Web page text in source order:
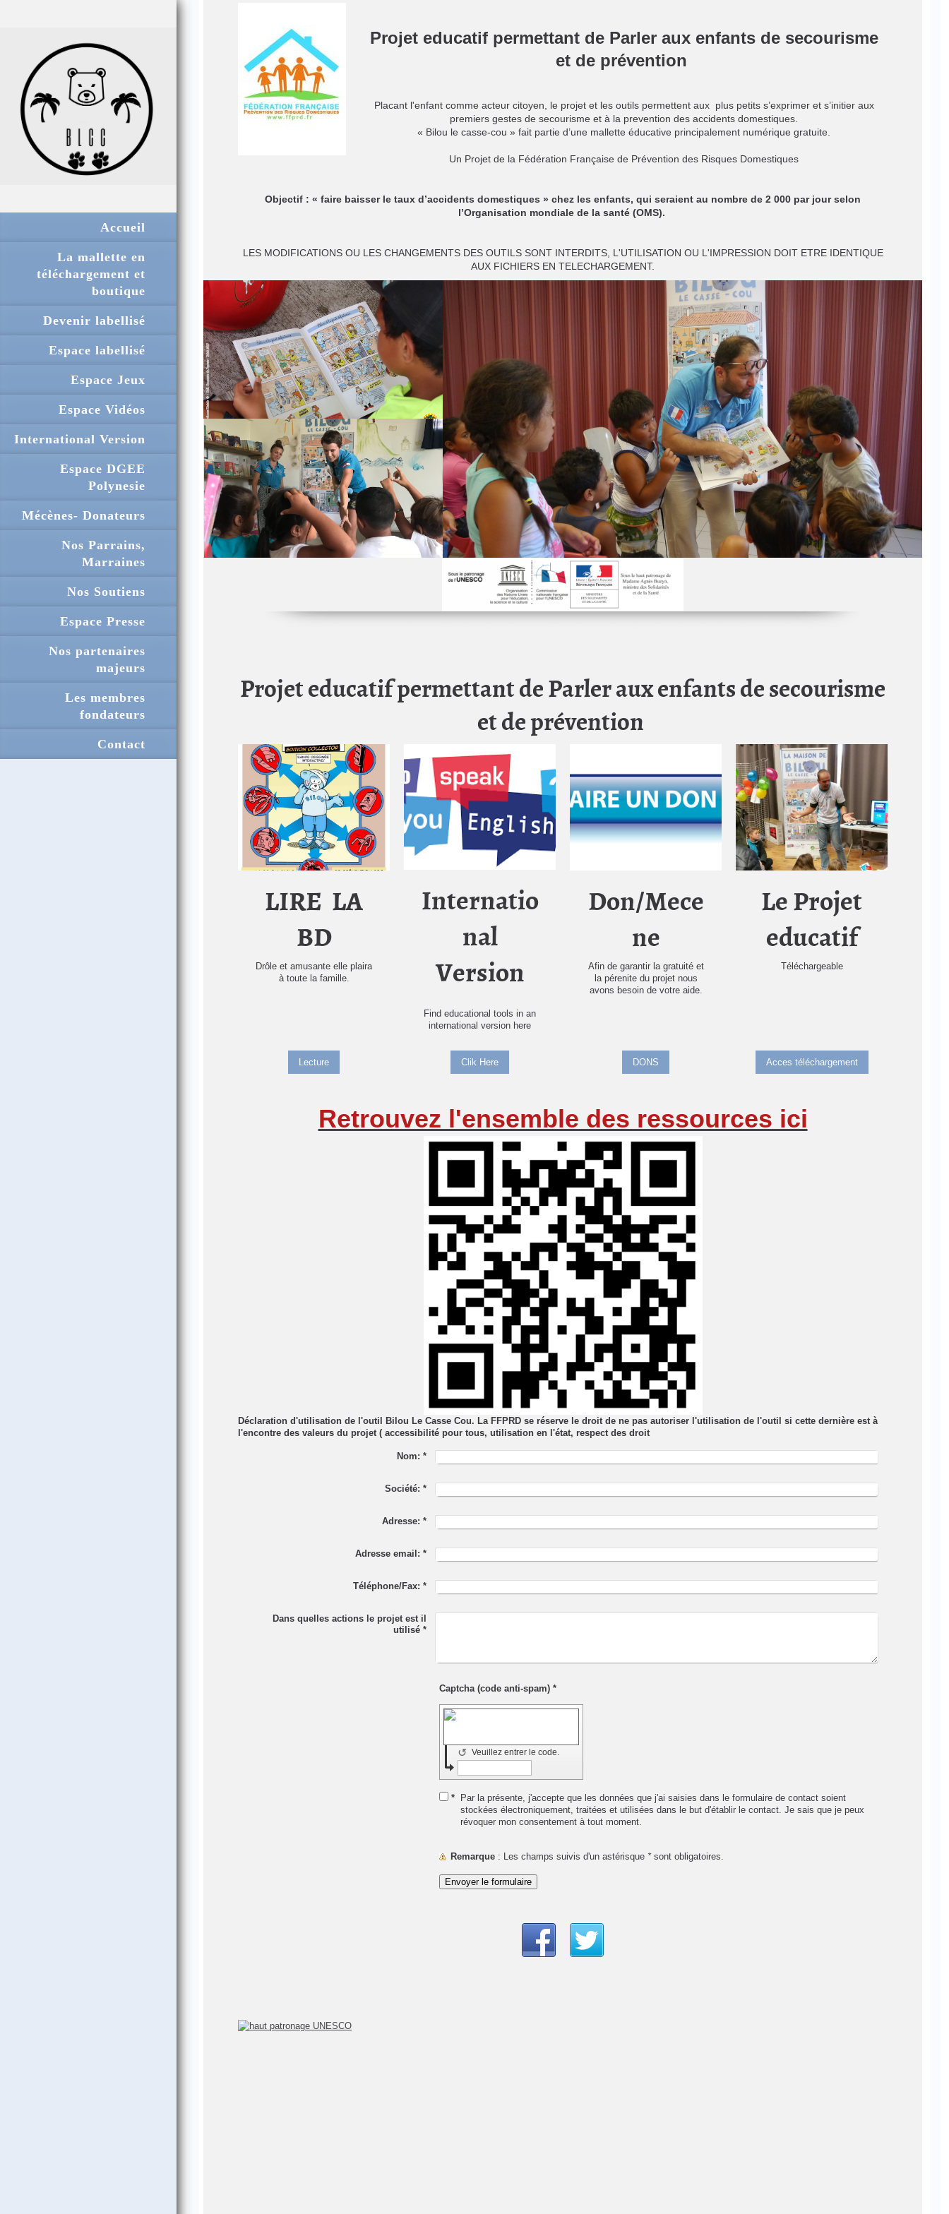
Accueil
La mallette en
téléchargement et
boutique
Devenir labellisé
Espace labellisé
Espace Jeux
Espace Vidéos
International Version
Espace DGEE
Polynesie
Mécènes- Donateurs
Nos Parrains,
Marraines
Nos Soutiens
Espace Presse
Nos partenaires
majeurs
Les membres
fondateurs
Contact
Projet educatif permettant de Parler aux enfants de secourisme
et de prévention ​
Placant l'enfant comme acteur citoyen, le projet et les outils permettent aux plus petits s’exprimer et s’initier aux
premiers gestes de secourisme et à la prevention des accidents domestiques.
« Bilou le casse-cou » fait partie d’une mallette éducative principalement numérique gratuite.
Un Projet de la Fédération Française de Prévention des Risques Domestiques
Objectif : « faire baisser le taux d’accidents domestiques » chez les enfants, qui seraient au nombre de 2 000 par jour selon
l’Organisation mondiale de la santé (OMS).
LES MODIFICATIONS OU LES CHANGEMENTS DES OUTILS SONT INTERDITS, L'UTILISATION OU L'IMPRESSION DOIT ETRE IDENTIQUE
AUX FICHIERS EN TELECHARGEMENT.
Projet educatif permettant de Parler aux enfants de secourisme
et de prévention
LIRE LA
BD
Drôle et amusante elle plaira
à toute la famille.
Lecture
Internatio
nal
Version
Find educational tools in an
international version here
Clik Here
Don/Mece
ne
Afin de garantir la gratuité et
la pérenite du projet nous
avons besoin de votre aide.
DONS
Le Projet
educatif
Téléchargeable
Acces téléchargement
Retrouvez l'ensemble des ressources ici
Déclaration d'utilisation de l'outil Bilou Le Casse Cou. La FFPRD se réserve le droit de ne pas autoriser l'utilisation de l'outil si cette dernière est à
l'encontre des valeurs du projet ( accessibilité pour tous, utilisation en l'état, respect des droit
Nom: *
Société: *
Adresse: *
Adresse email: *
Téléphone/Fax: *
Dans quelles actions le projet est il
utilisé*
Captcha (code anti-spam) *
Veuillez entrer le code.
↺
*
Par la présente, j'accepte que les données que j'ai saisies dans le formulaire de contact soient
stockées électroniquement, traitées et utilisées dans le but d'établir le contact. Je sais que je peux
révoquer mon consentement à tout moment.
Remarque : Les champs suivis d'un astérisque *sont obligatoires.